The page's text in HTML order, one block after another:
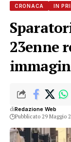
CRONACA IN
23enne
diRedazione Web
Pubblicato 29 Maggio